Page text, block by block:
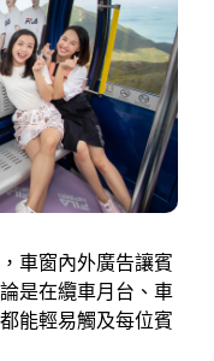
車窗內外廣告讓賓
是在纜車月台、車
能輕易觸及每位賓